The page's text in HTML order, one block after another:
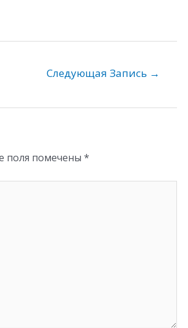
Следующая Запись →
поля помечены *